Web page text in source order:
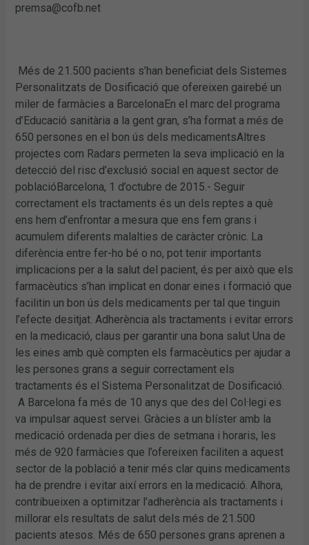
premsa@cofb.net
Més de 21.500 pacients s’han beneficiat dels Sistemes
Personalitzats de Dosificació que ofereixen gairebé un
miler de farmàcies a BarcelonaEn el marc del programa
d’Educació sanitària a la gent gran, s’ha format a més de
650 persones en el bon ús dels medicamentsAltres
projectes com Radars permeten la seva implicació en la
detecció del risc d’exclusió social en aquest sector de
poblacióBarcelona, 1 d’octubre de 2015.- Seguir
correctament els tractaments és un dels reptes a què
ens hem d’enfrontar a mesura que ens fem grans i
acumulem diferents malalties de caràcter crònic. La
diferència entre fer-ho bé o no, pot tenir importants
implicacions per a la salut del pacient, és per això que els
farmacèutics s’han implicat en donar eines i formació que
facilitin un bon ús dels medicaments per tal que tinguin
l’efecte desitjat. Adherència als tractaments i evitar errors
en la medicació, claus per garantir una bona salut Una de
les eines amb què compten els farmacèutics per ajudar a
les persones grans a seguir correctament els
tractaments és el Sistema Personalitzat de Dosificació.
A Barcelona fa més de 10 anys que des del Col·legi es
va impulsar aquest servei. Gràcies a un blíster amb la
medicació ordenada per dies de setmana i horaris, les
més de 920 farmàcies que l’ofereixen faciliten a aquest
sector de la població a tenir més clar quins medicaments
ha de prendre i evitar així errors en la medicació. Alhora,
contribueixen a optimitzar l’adherència als tractaments i
millorar els resultats de salut dels més de 21.500
pacients atesos. Més de 650 persones grans aprenen a